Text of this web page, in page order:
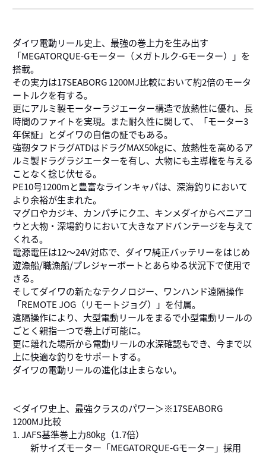
ダイワ電動リール史上、最強の巻上力を生み出す
「MEGATORQUE-Gモーター（メガトルク-Gモーター）」を
搭載。
その実力は17SEABORG 1200MJ比較において約2倍のモータ
ートルクを有する。
更にアルミ製モーターラジエーター構造で放熱性に優れ、長
時間のファイトを実現。また耐久性に関して、「モーター3
年保証」とダイワの自信の証でもある。
強靭タフドラグATDはドラグMAX50kgに、放熱性を高めるア
ルミ製ドラグラジエーターを有し、大物にも主導権を与える
ことなく捻じ伏せる。
PE10号1200mと豊富なラインキャパは、深海釣りにおいて
より余裕が生まれた。
マグロやカジキ、カンパチにクエ、キンメダイからべニアコ
ウと大物・深場釣りにおいて大きなアドバンテージを与えて
くれる。
電源電圧は12～24V対応で、ダイワ純正バッテリーをはじめ
遊漁船/職漁船/プレジャーボートとあらゆる状況下で使用で
きる。
そしてダイワの新たなテクノロジー、ワンハンド遠隔操作
「REMOTE JOG（リモートジョグ）」を付属。
遠隔操作により、大型電動リールをまるで小型電動リールの
ごとく親指一つで巻上げ可能に。
更に離れた場所から電動リールの水深確認もでき、今まで以
上に快適な釣りをサポートする。
ダイワの電動リールの進化は止まらない。
＜ダイワ史上、最強クラスのパワー＞※17SEABORG
1200MJ比較
1. JAFS基準巻上力80kg（1.7倍）
新サイズモーター「MEGATORQUE-Gモーター」採用